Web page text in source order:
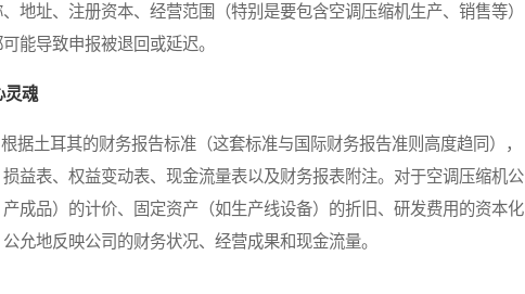
地址、注册资本、经营范围（特别是要包含空调压缩机生产、销售等）
能导致申报被退回或延迟。
灵魂
土耳其的财务报告标准（这套标准与国际财务报告准则高度趋同），
益表、权益变动表、现金流量表以及财务报表附注。对于空调压缩机公
成品）的计价、固定资产（如生产线设备）的折旧、研发费用的资本化
允地反映公司的财务状况、经营成果和现金流量。